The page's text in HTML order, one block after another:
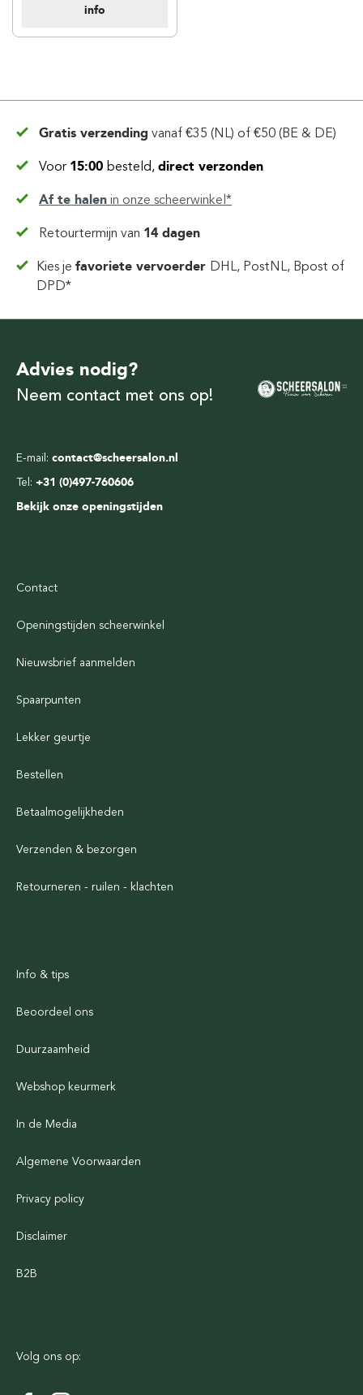
info
Gratis verzending vanaf €35 (NL) of €50 (BE & DE)
Voor 15:00 besteld, direct verzonden
Af te halen in onze scheerwinkel*
Retourtermijn van 14 dagen
Kies jefavoriete vervoerder DHL, PostNL, Bpost of
DPD*
E-mail: contact@scheersalon.nl
Tel: +31 (0)497-760606
Bekijk onze openingstijden
Advies nodig?
Neem contact met ons op!
Contact
Openingstijden scheerwinkel
Nieuwsbrief aanmelden
Spaarpunten
Lekker geurtje
Bestellen
Betaalmogelijkheden
Verzenden & bezorgen
Retourneren - ruilen - klachten
Info & tips
Beoordeel ons
Duurzaamheid
Webshop keurmerk
In de Media
Algemene Voorwaarden
Privacy policy
Disclaimer
B2B
Volg ons op: